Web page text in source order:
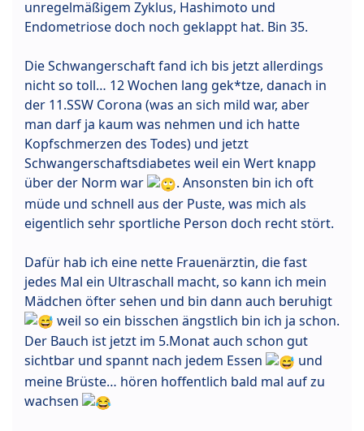
unregelmäßigem Zyklus, Hashimoto und
Endometriose doch noch geklappt hat. Bin 35.
Die Schwangerschaft fand ich bis jetzt allerdings
nicht so toll… 12 Wochen lang gek*tze, danach in
der 11.SSW Corona (was an sich mild war, aber
man darf ja kaum was nehmen und ich hatte
Kopfschmerzen des Todes) und jetzt
Schwangerschaftsdiabetes weil ein Wert knapp
über der Norm war
. Ansonsten bin ich oft
müde und schnell aus der Puste, was mich als
eigentlich sehr sportliche Person doch recht stört.
Dafür hab ich eine nette Frauenärztin, die fast
jedes Mal ein Ultraschall macht, so kann ich mein
Mädchen öfter sehen und bin dann auch beruhigt
weil so ein bisschen ängstlich bin ich ja schon.
Der Bauch ist jetzt im 5.Monat auch schon gut
sichtbar und spannt nach jedem Essen
und
meine Brüste… hören hoffentlich bald mal auf zu
wachsen